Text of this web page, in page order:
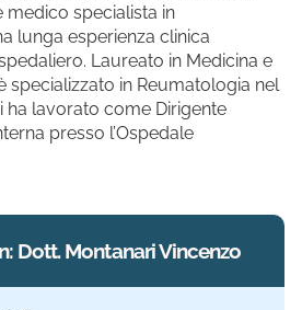
medico specialista in
lunga esperienza clinica
Laureato in Medicina e
specializzato in Reumatologia nel
ha lavorato come Dirigente
presso l’Ospedale
Dott. Montanari Vincenzo